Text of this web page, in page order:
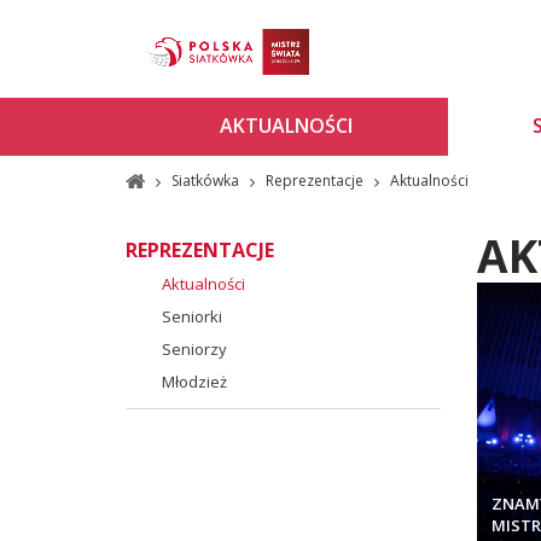
AKTUALNOŚCI
Siatkówka Reprezentacje Aktualności
REPREZENTACJE
Aktualności
Seniorki
Seniorzy
Młodzież